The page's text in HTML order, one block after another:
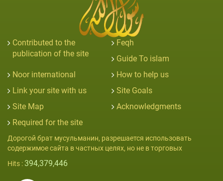
Contributed to the
publication of the site
Feqh
Guide To islam
Noor international
How to help us
Link your site with us
Site Goals
Site Map
Acknowledgments
Required for the site
Дорогой брат мусульманин, разрешается использовать
содержимое сайта в частных целях, но не в торговых
Hits : 394,379,446